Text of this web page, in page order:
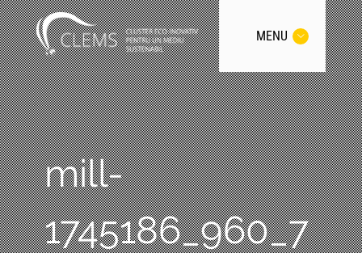
MENU
mill-
1745186_960_7